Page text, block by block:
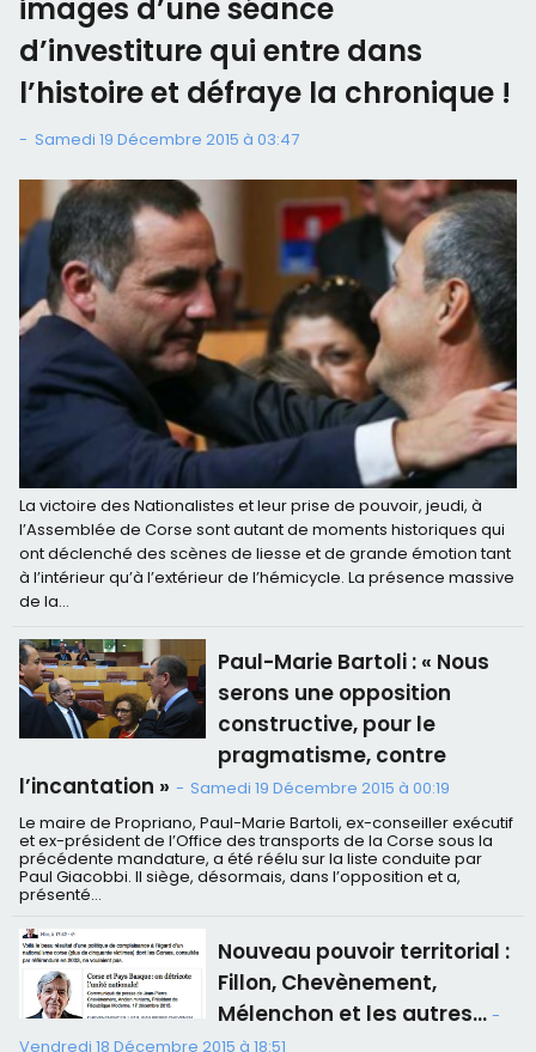
images d’une séance
d’investiture qui entre dans
l’histoire et défraye la chronique !
- Samedi 19 Décembre 2015 à 03:47
La victoire des Nationalistes et leur prise de pouvoir, jeudi, à
l’Assemblée de Corse sont autant de moments historiques qui
ont déclenché des scènes de liesse et de grande émotion tant
à l’intérieur qu’à l’extérieur de l’hémicycle. La présence massive
de la...
Paul-Marie Bartoli : « Nous
serons une opposition
constructive, pour le
pragmatisme, contre
l’incantation » - Samedi 19 Décembre 2015 à 00:19
Le maire de Propriano, Paul-Marie Bartoli, ex-conseiller exécutif
et ex-président de l’Office des transports de la Corse sous la
précédente mandature, a été réélu sur la liste conduite par
Paul Giacobbi. Il siège, désormais, dans l’opposition et a,
présenté...
Nouveau pouvoir territorial :
Fillon, Chevènement,
Mélenchon et les autres…-
Vendredi 18 Décembre 2015 à 18:51